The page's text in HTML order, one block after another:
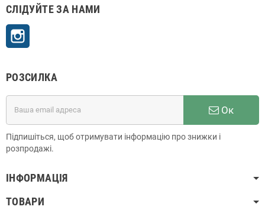
СЛІДУЙТЕ ЗА НАМИ
РОЗСИЛКА
Ок
Підпишіться, щоб отримувати інформацію про знижки і
розпродажі.
ІНФОРМАЦІЯ
ТОВАРИ